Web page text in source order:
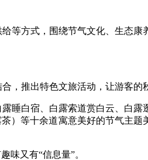
方式，围绕节气文化、生态康
推出特色文旅活动，让游客的
白宿、白露索道赏白云、白露
）等十余道寓意美好的节气主题
又有“信息量”。